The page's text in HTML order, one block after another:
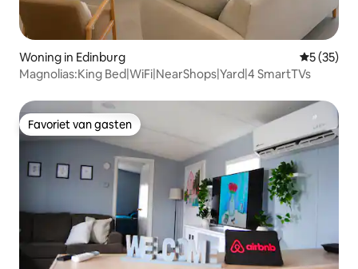
Woning in Edinburg
5 (35)
Magnolias:King Bed|WiFi|NearShops|Yard|4 SmartTVs
Favoriet van gasten
Favoriet van gasten